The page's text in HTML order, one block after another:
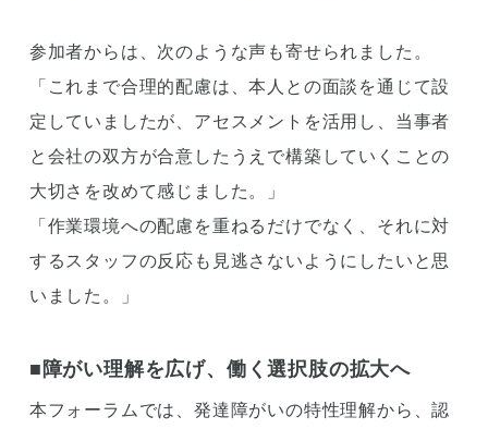
参加者からは、次のような声も寄せられました。
「これまで合理的配慮は、本人との面談を通じて設
定していましたが、アセスメントを活用し、当事者
と会社の双方が合意したうえで構築していくことの
大切さを改めて感じました。」
「作業環境への配慮を重ねるだけでなく、それに対
するスタッフの反応も見逃さないようにしたいと思
いました。」
■障がい理解を広げ、働く選択肢の拡大へ
本フォーラムでは、発達障がいの特性理解から、認